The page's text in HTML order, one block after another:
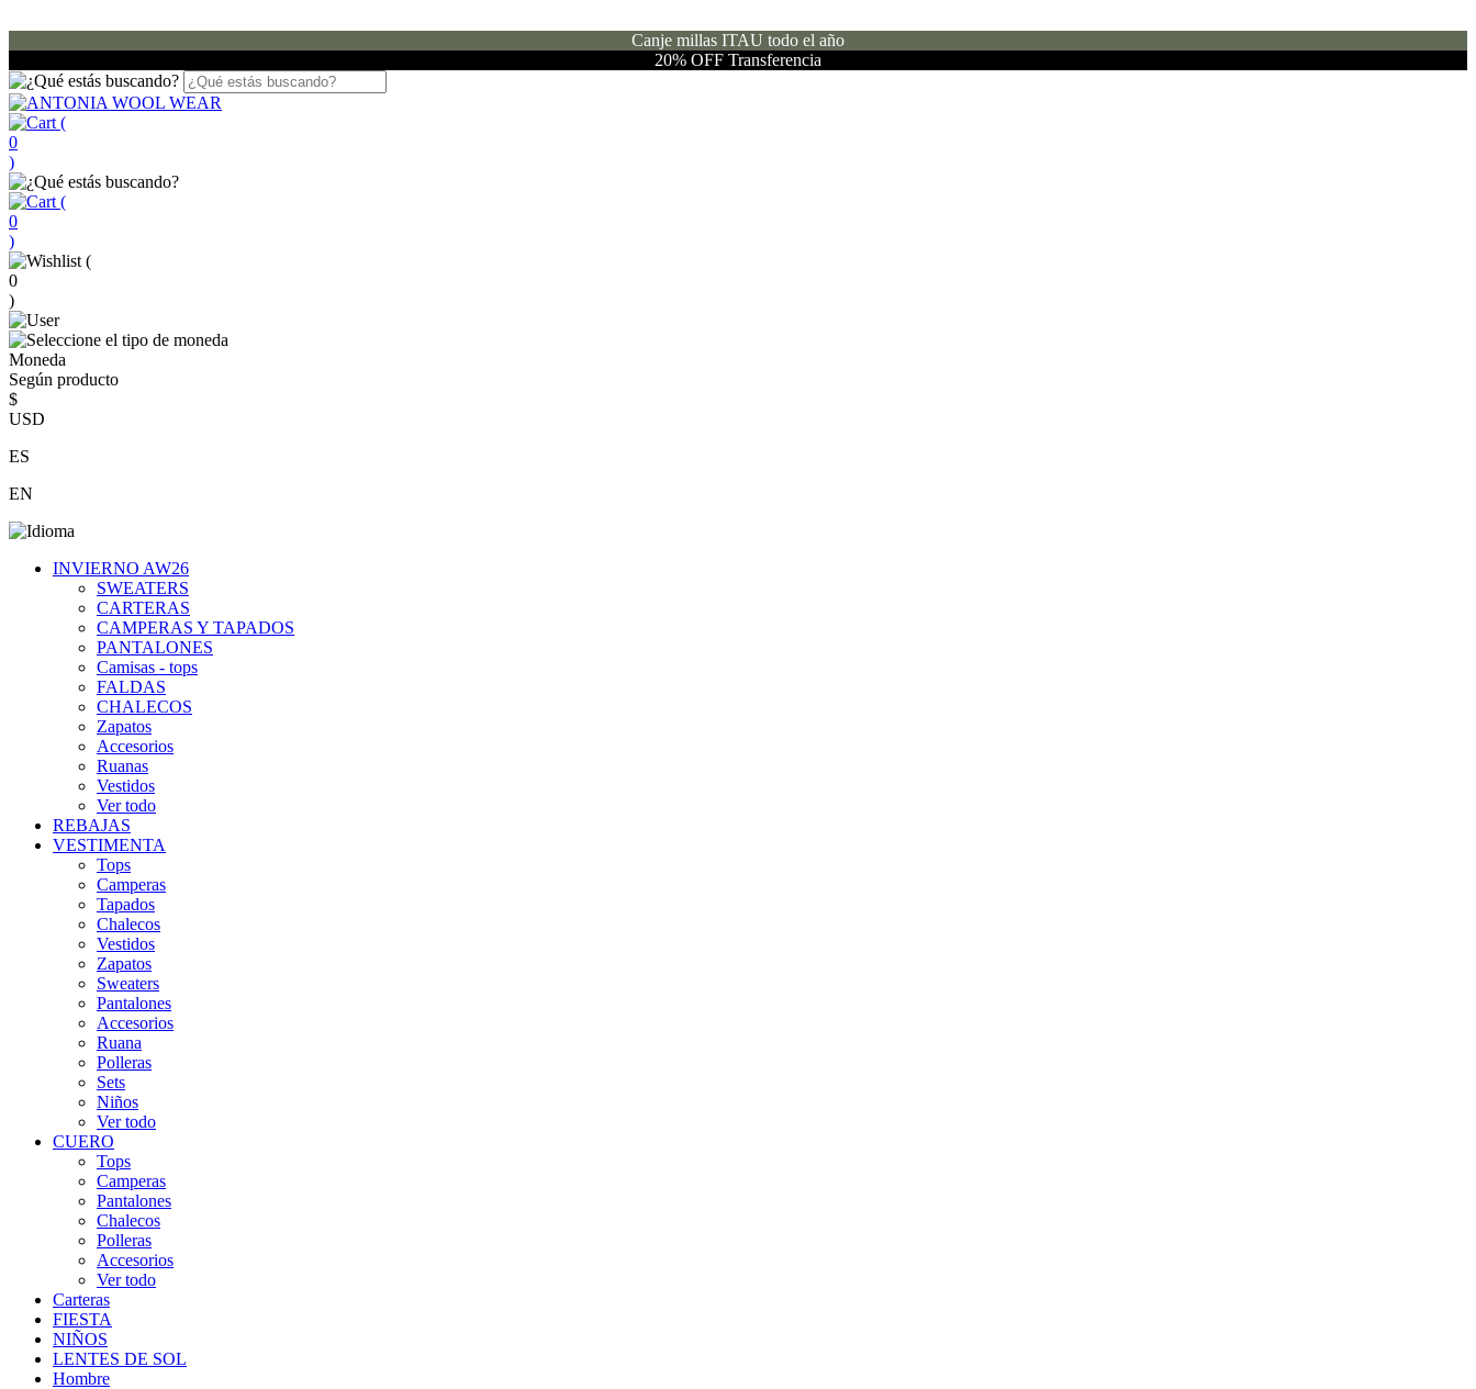
Canje millas ITAU todo el año
20% OFF Transferencia
(
0
)
(
0
)
(
0
)
Moneda
Según producto
$
USD
ES
EN
INVIERNO AW26
SWEATERS
CARTERAS
CAMPERAS Y TAPADOS
PANTALONES
Camisas - tops
FALDAS
CHALECOS
Zapatos
Accesorios
Ruanas
Vestidos
Ver todo
REBAJAS
VESTIMENTA
Tops
Camperas
Tapados
Chalecos
Vestidos
Zapatos
Sweaters
Pantalones
Accesorios
Ruana
Polleras
Sets
Niños
Ver todo
CUERO
Tops
Camperas
Pantalones
Chalecos
Polleras
Accesorios
Ver todo
Carteras
FIESTA
NIÑOS
LENTES DE SOL
Hombre